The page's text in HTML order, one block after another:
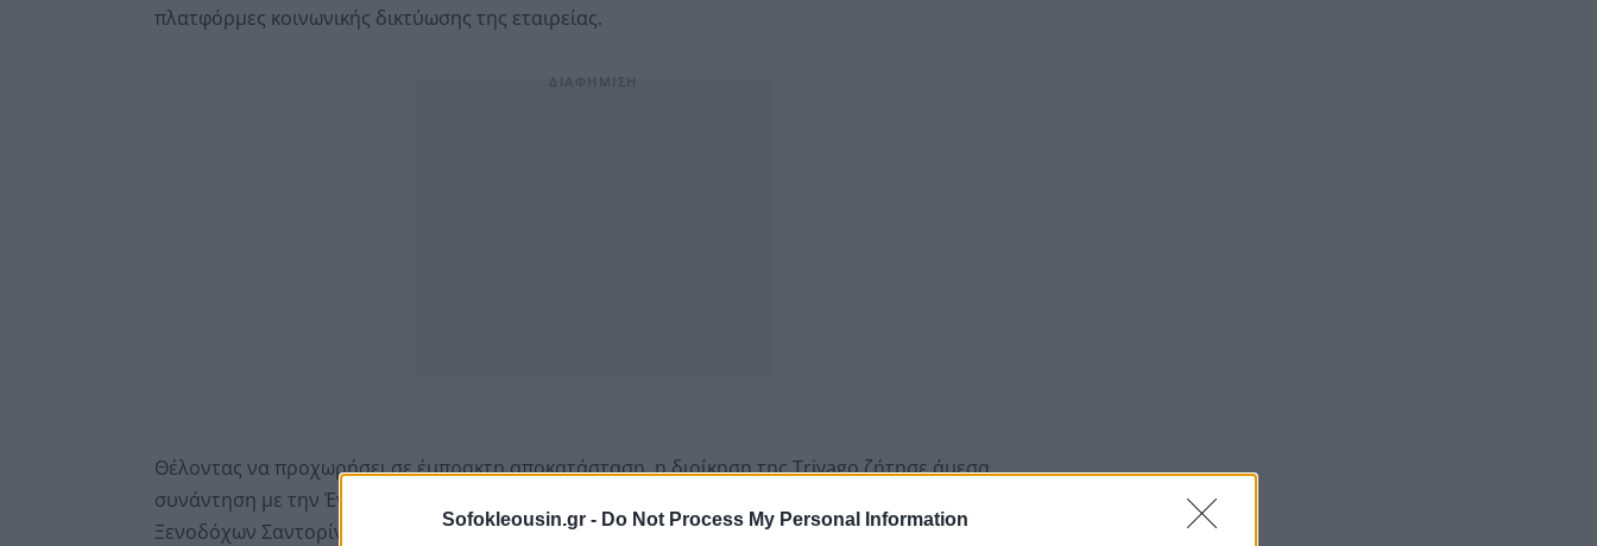
Sofokleousin.gr - Do Not Process My Personal Information
πλατφόρμες κοινωνικής δικτύωσης της εταιρείας.
Θέλοντας να προχωρήσει σε έμπρακτη αποκατάσταση, η διοίκηση της Trivago ζήτησε άμεσα
συνάντηση με την Ένωση Ξενοδόχων Σαντορίνης. Κατόπιν αυτού, σύμφωνα με την Ένωση
Ξενοδόχων Σαντορίνης, ορίστηκε επίσημη τηλεδιάσκεψη για την Πέμπτη 9 Ιουλίου 2026, στην